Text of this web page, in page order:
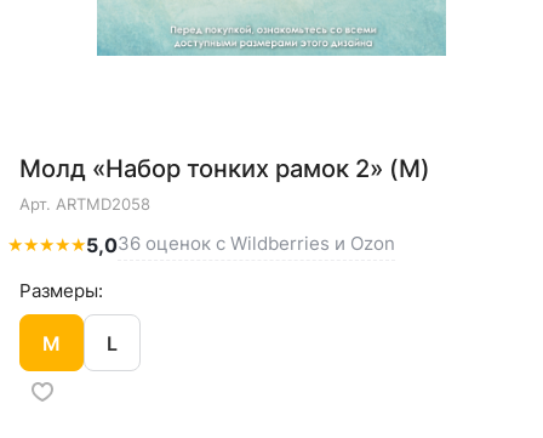
Молд «Набор тонких рамок 2» (M)
Арт. ARTMD2058
★★★★★5,036 оценок с Wildberries и Ozon
Размеры:
M L